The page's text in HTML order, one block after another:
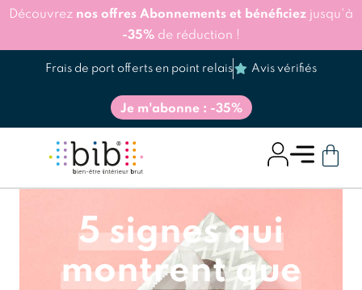
Découvrez nos offres Abonnements et bénéficiez jusqu'à
-35% de réduction !
Frais de port offerts en point relais Avis vérifiés
Je m'abonne : -35%
5 signes qui
montrent que